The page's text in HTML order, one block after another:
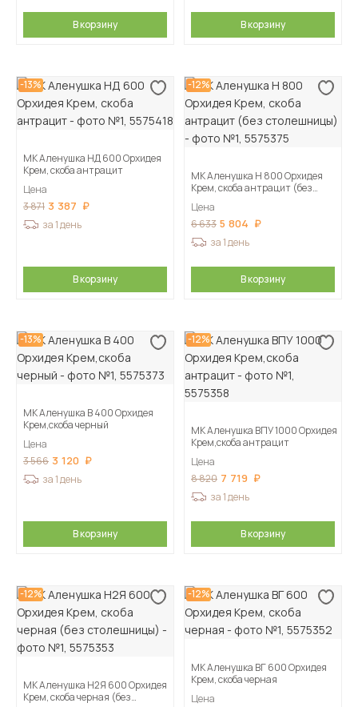
В корзину В корзину
-13%
МК Аленушка НД 600 Орхидея
Крем, скоба антрацит
Цена
3 871 3 387
за 1 день
В корзину
-12%
МК Аленушка Н 800 Орхидея
Крем, скоба антрацит (без
Цена
6 633 5 804
за 1 день
В корзину
-13%
МК Аленушка В 400 Орхидея
Крем,скоба черный
Цена
3 566 3 120
за 1 день
В корзину
-12%
МК Аленушка ВПУ 1000 Орхидея
Крем,скоба антрацит
Цена
8 820 7 719
за 1 день
В корзину
-12%
МК Аленушка Н2Я 600 Орхидея
Крем, скоба черная (без
-12%
МК Аленушка ВГ 600 Орхидея
Крем, скоба черная
Цена